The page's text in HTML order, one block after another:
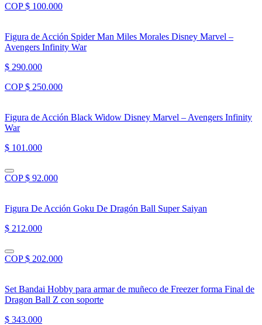
COP $ 100.000
Figura de Acción Spider Man Miles Morales Disney Marvel –
Avengers Infinity War
$ 290.000
COP $ 250.000
Figura de Acción Black Widow Disney Marvel – Avengers Infinity
War
$ 101.000
COP $ 92.000
Figura De Acción Goku De Dragón Ball Super Saiyan
$ 212.000
COP $ 202.000
Set Bandai Hobby para armar de muñeco de Freezer forma Final de
Dragon Ball Z con soporte
$ 343.000